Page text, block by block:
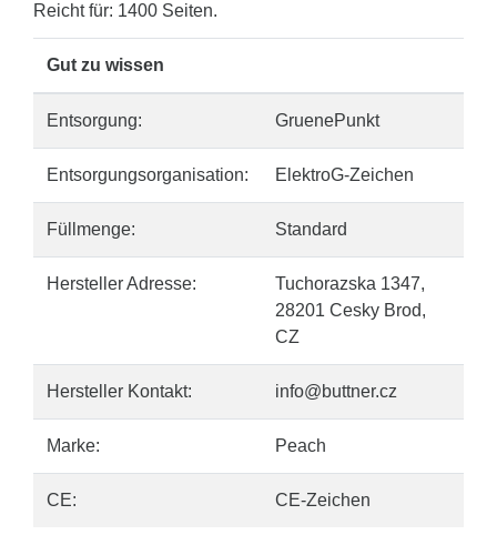
Reicht für: 1400 Seiten.
Gut zu wissen
Entsorgung: GruenePunkt
Entsorgungsorganisation: ElektroG-Zeichen
Füllmenge: Standard
Hersteller Adresse:
Tuchorazska 1347,
28201 Cesky Brod,
CZ
Hersteller Kontakt: info@buttner.cz
Marke: Peach
CE: CE-Zeichen